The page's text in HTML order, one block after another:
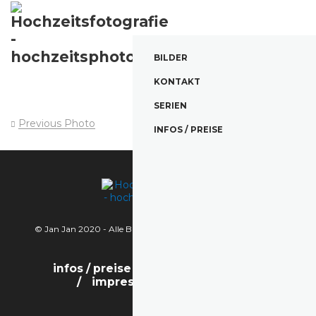
BILDER
KONTAKT
SERIEN
INFOS / PREISE
Previous Photo
© Jan Jan 2020 - Alle Bilder sind urheberrechtlich geschützt.
infos / preise
impressum / datenschutz